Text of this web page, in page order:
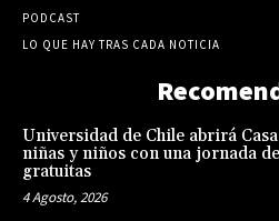
PODCAST
LO QUE HAY TRAS CADA NOTICIA
Universidad de Chile abrirá
niñas y niños con una jornada
gratuitas
4 Agosto, 2026